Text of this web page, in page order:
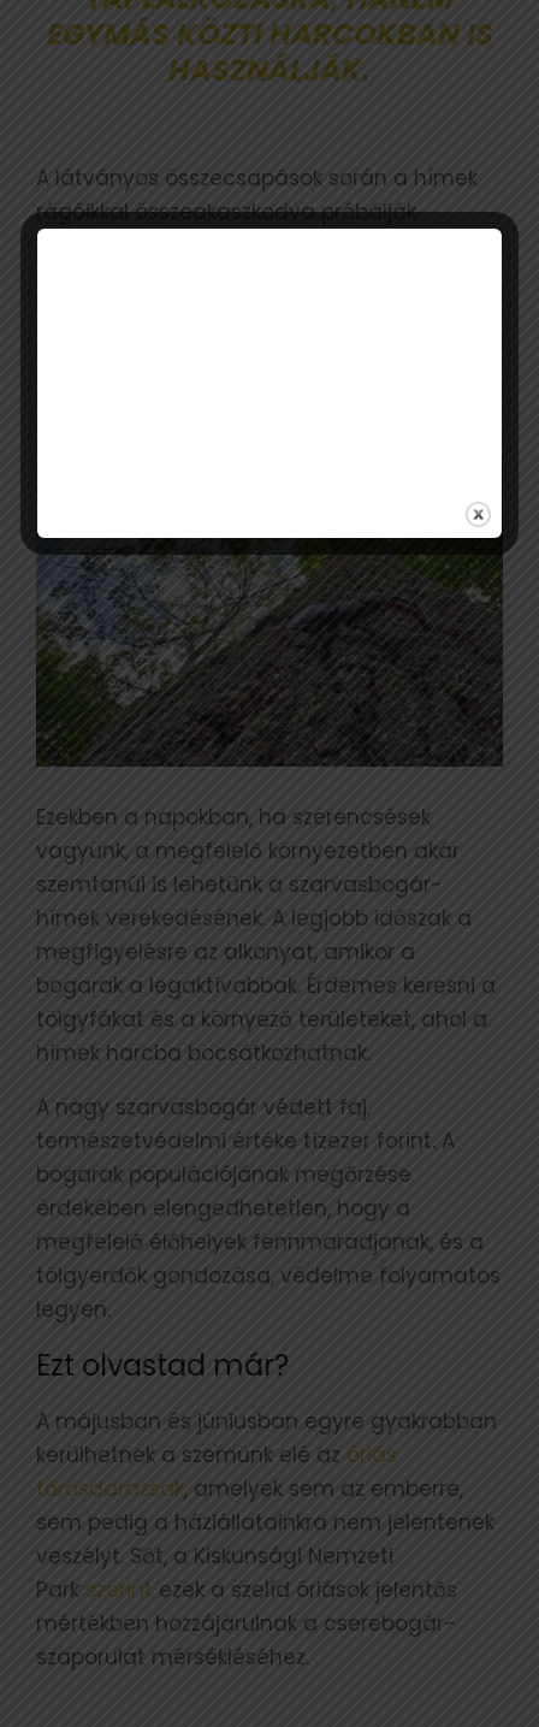
EGYMÁS KÖZTI HARCOKBAN IS
HASZNÁLJÁK.
A látványos összecsapások során a hímek
rágóikkal összeakaszkodva próbálják
Ezekben a napokban, ha szerencsések
vagyunk, a megfelelő környezetben akár
szemtanúi is lehetünk a szarvasbogár-
hímek verekedésének. A legjobb időszak a
megfigyelésre az alkonyat, amikor a
bogarak a legaktívabbak. Érdemes keresni a
tölgyfákat és a környező területeket, ahol a
hímek harcba bocsátkozhatnak.
A nagy szarvasbogár védett faj,
természetvédelmi értéke tízezer forint. A
bogarak populációjának megőrzése
érdekében elengedhetetlen, hogy a
megfelelő élőhelyek fennmaradjanak, és a
tölgyerdők gondozása, védelme folyamatos
legyen.
Ezt olvastad már?
A májusban és júniusban egyre gyakrabban
kerülhetnek a szemünk elé az óriás
tőrösdarazsak, amelyek sem az emberre,
sem pedig a háziállatainkra nem jelentenek
veszélyt. Sőt, a Kiskunsági Nemzeti
Park szerint ezek a szelíd óriások jelentős
mértékben hozzájárulnak a cserebogár-
szaporulat mérsékléséhez.